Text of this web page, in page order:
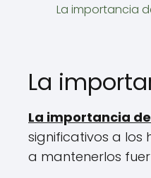
La importancia
La
La importancia
significativos a los
a mantenerlos